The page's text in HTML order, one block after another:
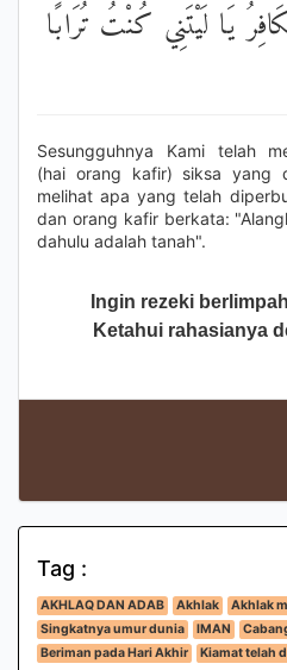
يَا لَيْتَنِي كُنْتُ تُرَابًا
Sesungguhnya Kami telah
(hai orang kafir) siksa yang
melihat apa yang telah
dan orang kafir berkata:
dahulu adalah tanah".
Ingin rezeki
Ketahui rahasianya
Tag :
AKHLAQ DAN ADAB Akhlak Akhlak
Singkatnya umur dunia
IMAN
Beriman pada Hari Akhir
Kiamat telah